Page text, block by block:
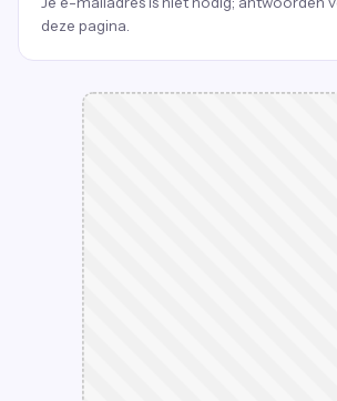
deze pagina.